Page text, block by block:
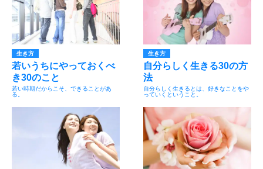
生き方
若いうちにやっておくべ
き30のこと
若い時期だからこそ、できることがあ
る。
生き方
自分らしく生きる30の方
法
自分らしく生きるとは、好きなことをや
っていくということ。